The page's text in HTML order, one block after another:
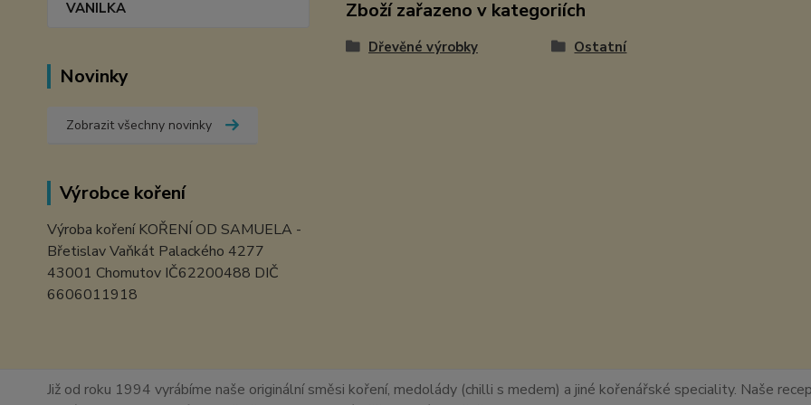
VANILKA
Novinky
Zobrazit všechny novinky
Výrobce koření
Výroba koření KOŘENÍ OD SAMUELA -
Břetislav Vaňkát Palackého 4277
43001 Chomutov IČ62200488 DIČ
6606011918
Zboží zařazeno v kategoriích
Dřevěné výrobky Ostatní
Již od roku 1994 vyrábíme naše originální směsi koření, medolády (chilli s medem) a jiné kořenářské speciality. Naše